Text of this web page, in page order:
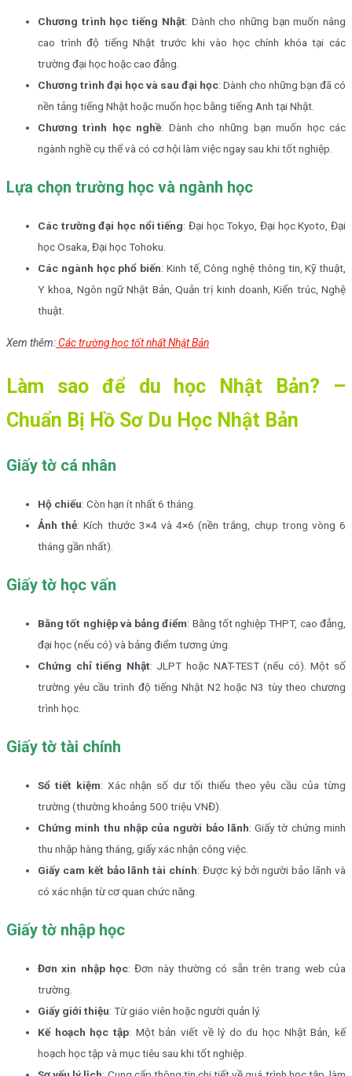
Chương trình học tiếng Nhật: Dành cho những bạn muốn nâng
cao trình độ tiếng Nhật trước khi vào học chính khóa tại các
trường đại học hoặc cao đẳng.
Chương trình đại học và sau đại học: Dành cho những bạn đã có
nền tảng tiếng Nhật hoặc muốn học bằng tiếng Anh tại Nhật.
Chương trình học nghề: Dành cho những bạn muốn học các
ngành nghề cụ thể và có cơ hội làm việc ngay sau khi tốt nghiệp.
Lựa chọn trường học và ngành học
Các trường đại học nổi tiếng: Đại học Tokyo, Đại học Kyoto, Đại
học Osaka, Đại học Tohoku.
Các ngành học phổ biến: Kinh tế, Công nghệ thông tin, Kỹ thuật,
Y khoa, Ngôn ngữ Nhật Bản, Quản trị kinh doanh, Kiến trúc, Nghệ
thuật.
Xem thêm:Các trường học tốt nhất Nhật Bản
Làm sao để du học Nhật Bản? –
Chuẩn Bị Hồ Sơ Du Học Nhật Bản
Giấy tờ cá nhân
Hộ chiếu: Còn hạn ít nhất 6 tháng.
Ảnh thẻ: Kích thước 3×4 và 4×6 (nền trắng, chụp trong vòng 6
tháng gần nhất).
Giấy tờ học vấn
Bằng tốt nghiệp và bảng điểm: Bằng tốt nghiệp THPT, cao đẳng,
đại học (nếu có) và bảng điểm tương ứng.
Chứng chỉ tiếng Nhật: JLPT hoặc NAT-TEST (nếu có). Một số
trường yêu cầu trình độ tiếng Nhật N2 hoặc N3 tùy theo chương
trình học.
Giấy tờ tài chính
Sổ tiết kiệm: Xác nhận số dư tối thiểu theo yêu cầu của từng
trường (thường khoảng 500 triệu VNĐ).
Chứng minh thu nhập của người bảo lãnh: Giấy tờ chứng minh
thu nhập hàng tháng, giấy xác nhận công việc.
Giấy cam kết bảo lãnh tài chính: Được ký bởi người bảo lãnh và
có xác nhận từ cơ quan chức năng.
Giấy tờ nhập học
Đơn xin nhập học: Đơn này thường có sẵn trên trang web của
trường.
Giấy giới thiệu: Từ giáo viên hoặc người quản lý.
Kế hoạch học tập: Một bản viết về lý do du học Nhật Bản, kế
hoạch học tập và mục tiêu sau khi tốt nghiệp.